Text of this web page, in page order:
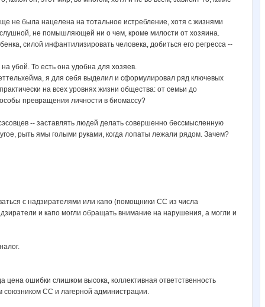
не была нацелена на тотальное истребление, хотя с жизнями
не помышляющей ни о чем, кроме милости от хозяина.
силой инфантилизировать человека, добиться его регресса --
убой. То есть она удобна для хозяев.
я для себя выделил и сформулировал ряд ключевых
на всех уровнях жизни общества: от семьи до
превращения личности в биомассу?
-- заставлять людей делать совершенно бессмысленную
рыть ямы голыми руками, когда лопаты лежали рядом. Зачем?
с надзирателями или капо (помощники СС из числа
и капо могли обращать внимание на нарушения, а могли и
цена ошибки слишком высока, коллективная ответственность
союзником СС и лагерной администрации.